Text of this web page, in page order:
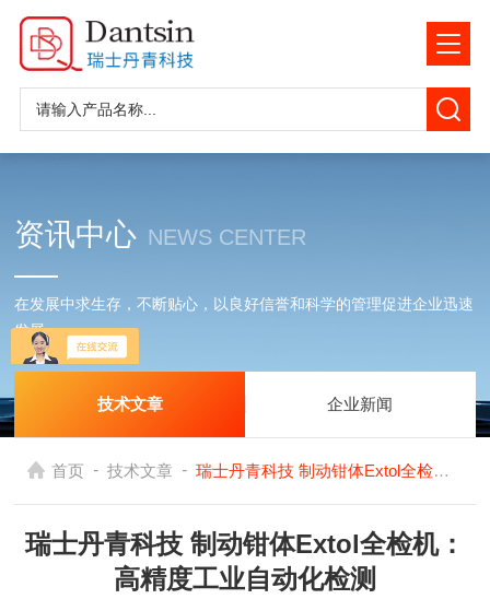
资讯中心 NEWS CENTER
在发展中求生存，不断贴心，以良好信誉和科学的管理促进企业迅速
发展
技术文章 企业新闻
首页 - 技术文章 - 瑞士丹青科技 制动钳体Extol全检机：高精度工业自动化检测
瑞士丹青科技 制动钳体Extol全检机：
高精度工业自动化检测